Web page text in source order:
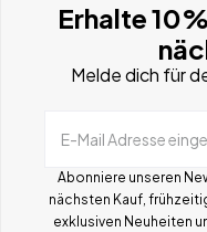
Erhalte
Melde dich für
E-Mail Adresse
Abonniere unseren
nächsten Kauf,
exklusiven Neuheiten